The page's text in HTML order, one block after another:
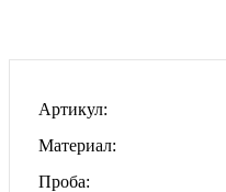
Артикул
Материал
Проба